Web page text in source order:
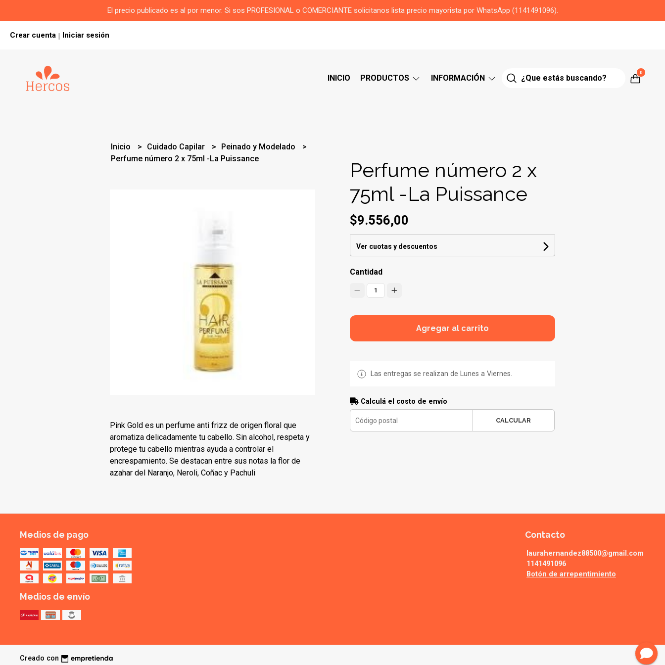
El precio publicado es al por menor. Si sos PROFESIONAL o COMERCIANTE solicitanos lista precio mayorista por WhatsApp (1141491096).
Crear cuenta | Iniciar sesión
INICIO PRODUCTOS INFORMACIÓN
0
Inicio Cuidado Capilar
Peinado y Modelado
Perfume número 2 x 75ml -La Puissance
Pink Gold es un perfume anti frizz de origen floral que
aromatiza delicadamente tu cabello. Sin alcohol, respeta y
protege tu cabello mientras ayuda a controlar el
encrespamiento. Se destacan entre sus notas la flor de
azahar del Naranjo, Neroli, Coñac y Pachuli
Perfume número 2 x
75ml -La Puissance
$9.556,00
Ver cuotas y descuentos
Cantidad
1
Agregar al carrito
Las entregas se realizan de Lunes a Viernes.
Calculá el costo de envío
CALCULAR
Medios de pago
Medios de envío
Contacto
laurahernandez88500@gmail.com
1141491096
Botón de arrepentimiento
Creado con